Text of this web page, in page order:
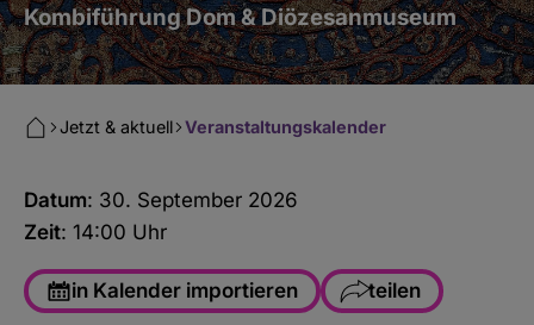
Kombiführung Dom & Diözesanmuseum
Veranstaltungskalender
Jetzt & aktuell
Datum: 30. September 2026
Zeit: 14:00 Uhr
in Kalender importieren teilen